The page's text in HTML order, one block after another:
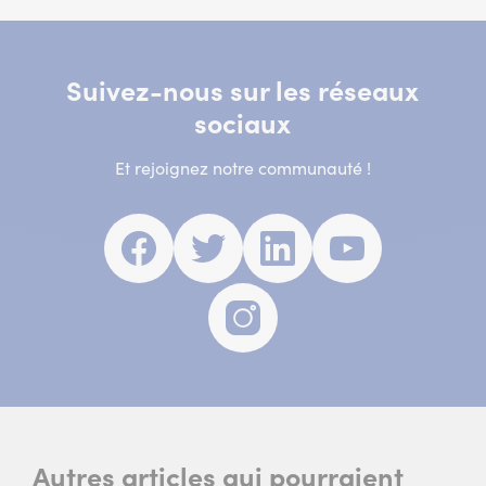
Suivez-nous sur les réseaux
sociaux
Et rejoignez notre communauté !
Facebook
(nouvelle
fenêtre)
Twitter
(nouvelle
fenêtre)
Linkedin
(nouvelle
fenêtre)
Youtube
fenêtre)
Instagram
(nouvelle
fenêtre)
Autres articles qui pourraient